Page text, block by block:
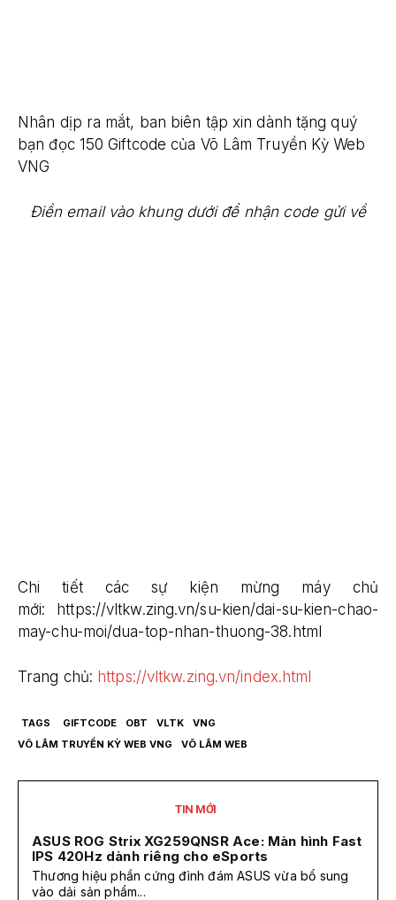
Nhân dịp ra mắt, ban biên tập xin dành tặng quý
bạn đọc 150 Giftcode của Võ Lâm Truyền Kỳ Web
VNG
Điền email vào khung dưới để nhận code gửi về
Chi tiết các sự kiện mừng máy chủ
mới: https://vltkw.zing.vn/su-kien/dai-su-kien-chao-
may-chu-moi/dua-top-nhan-thuong-38.html
Trang chủ: https://vltkw.zing.vn/index.html
TAGS GIFTCODE OBT VLTK
VNG
VÕ LÂM TRUYỀN KỲ WEB VNG
VÕ LÂM WEB
TIN MỚI
ASUS ROG Strix XG259QNSR Ace: Màn hình Fast
IPS 420Hz dành riêng cho eSports
Thương hiệu phần cứng đình đám ASUS vừa bổ sung
vào dải sản phẩm...